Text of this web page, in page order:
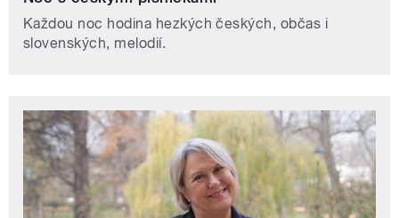
Každou noc hodina hezkých českých, občas i
slovenských, melodií.